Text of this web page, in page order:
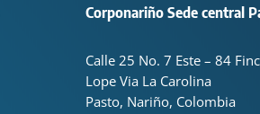
Corponariño Sede central
Calle 25 No. 7 Este – 84
Lope Via La Carolina
Pasto, Nariño, Colombia